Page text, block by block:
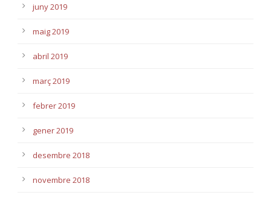
juny 2019
maig 2019
abril 2019
març 2019
febrer 2019
gener 2019
desembre 2018
novembre 2018